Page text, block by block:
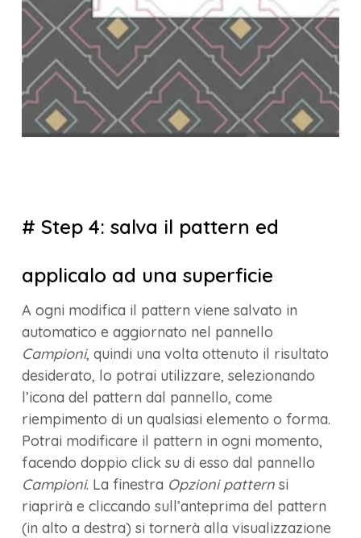
# Step 4: salva il pattern ed
applicalo ad una superficie
A ogni modifica il pattern viene salvato in
automatico e aggiornato nel pannello
Campioni, quindi una volta ottenuto il risultato
desiderato, lo potrai utilizzare, selezionando
l’icona del pattern dal pannello, come
riempimento di un qualsiasi elemento o forma.
Potrai modificare il pattern in ogni momento,
facendo doppio click su di esso dal pannello
Campioni. La finestra Opzioni pattern si
riaprirà e cliccando sull’anteprima del pattern
(in alto a destra) si tornerà alla visualizzazione